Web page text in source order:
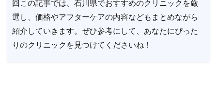
回この記事では、石川県でおすすめのクリニックを厳
選し、価格やアフターケアの内容などもまとめながら
紹介していきます。ぜひ参考にして、あなたにぴった
りのクリニックを見つけてくださいね！